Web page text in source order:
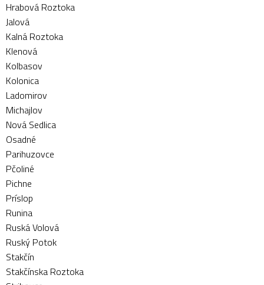
Hrabová Roztoka
Jalová
Kalná Roztoka
Klenová
Kolbasov
Kolonica
Ladomirov
Michajlov
Nová Sedlica
Osadné
Parihuzovce
Pčoliné
Pichne
Príslop
Runina
Ruská Volová
Ruský Potok
Stakčín
Stakčínska Roztoka